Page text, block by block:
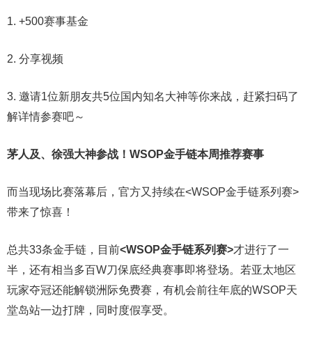
1. +500赛事基金
2. 分享视频
3. 邀请1位新朋友共5位国内知名大神等你来战，赶紧扫码了
解详情参赛吧～
茅人及、徐强大神参战！WSOP金手链本周推荐赛事
而当现场比赛落幕后，官方又持续在<WSOP金手链系列赛>
带来了惊喜！
总共33条金手链，目前<WSOP金手链系列赛>才进行了一
半，还有相当多百W刀保底经典赛事即将登场。若亚太地区
玩家夺冠还能解锁洲际免费赛，有机会前往年底的WSOP天
堂岛站一边打牌，同时度假享受。